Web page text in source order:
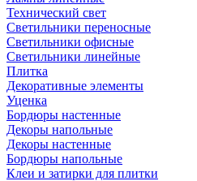
Технический свет
Светильники переносные
Светильники офисные
Светильники линейные
Плитка
Декоративные элементы
Уценка
Бордюры настенные
Декоры напольные
Декоры настенные
Бордюры напольные
Клеи и затирки для плитки